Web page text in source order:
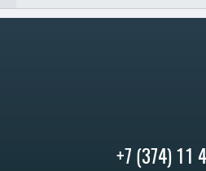
+7 (374) 11